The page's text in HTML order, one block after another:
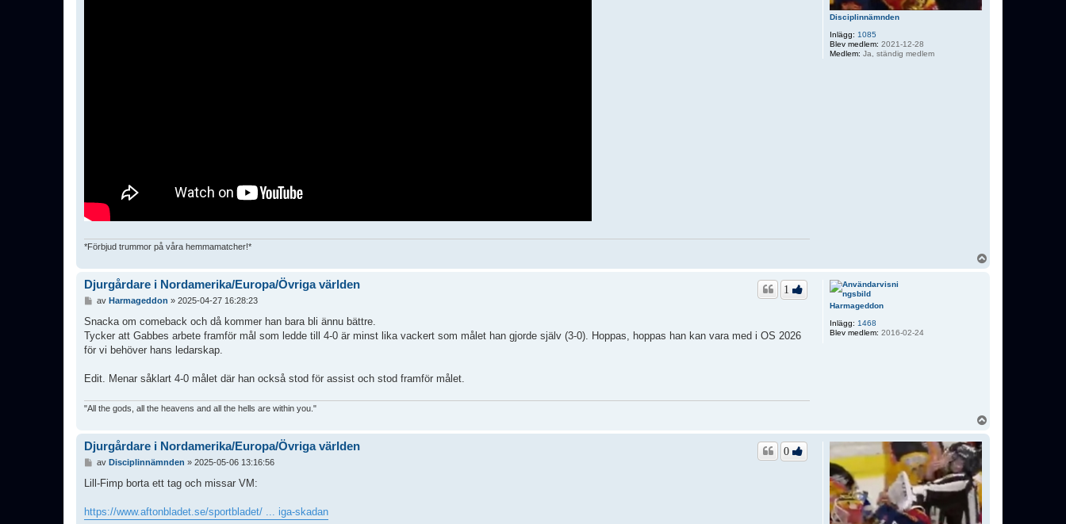
Disciplinnämnden
Inlägg: 1085
Blev medlem: 2021-12-28
Medlem: Ja, ständig medlem
*Förbjud trummor på våra hemmamatcher!*
Harmageddon
Inlägg: 1468
Blev medlem: 2016-02-24
Djurgårdare i Nordamerika/Europa/Övriga världen 1
l
g
g
av Harmageddon » 2025-04-27 16:28:23
Snacka om comeback och då kommer han bara bli ännu bättre.
Tycker att Gabbes arbete framför mål som ledde till 4-0 är minst lika vackert som målet han gjorde själv (3-0). Hoppas, hoppas han kan vara med i OS 2026
för vi behöver hans ledarskap.
Edit. Menar såklart 4-0 målet där han också stod för assist och stod framför målet.
"All the gods, all the heavens and all the hells are within you."
Djurgårdare i Nordamerika/Europa/Övriga världen 0
l
g
av Disciplinnämnden » 2025-05-06 13:16:56
Lill-Fimp borta ett tag och missar VM:
https://www.aftonbladet.se/sportbladet/ ... iga-skadan